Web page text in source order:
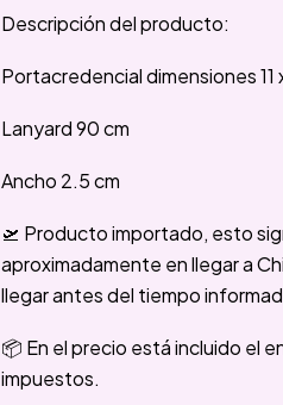
Descripción del producto:
Portacredencial dimensiones 11
Lanyard 90 cm
Ancho 2.5 cm
🛫 Producto importado, esto
aproximadamente en llegar a
llegar antes del tiempo
📦 En el precio está incluido el
impuestos.